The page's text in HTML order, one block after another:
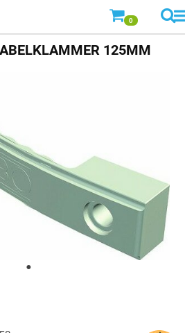
0
125MM